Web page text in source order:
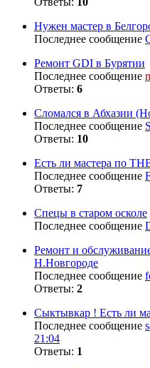
Нужен мастер в
Последнее сообщение
Ремонт GDI в Бурятии
Последнее сообщение
Ответы: 6
Сломался в Абхазии
Последнее сообщение
Ответы: 10
Есть ли мастера по
Последнее сообщение
Ответы: 7
Спецы в старом осколе
Последнее сообщение
Ремонт и
Н.Новгороде
Последнее сообщение
Ответы: 2
Сыктывкар ! Есть ли
Последнее сообщение
21:04
Ответы: 1